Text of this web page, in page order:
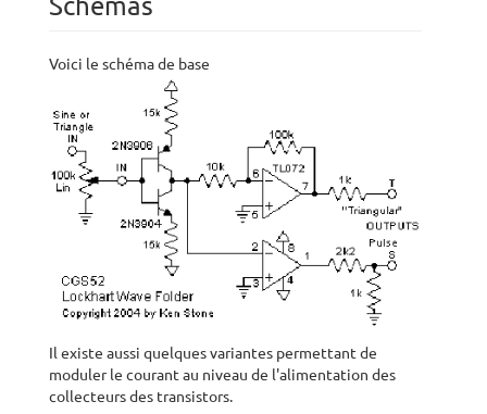
Schémas
Voici le schéma de base
Il existe aussi quelques variantes permettant de
moduler le courant au niveau de l'alimentation des
collecteurs des transistors.